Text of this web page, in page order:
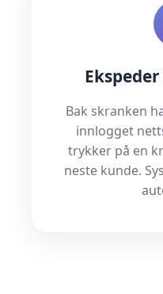
Bak skranken
innlogget
trykker på en
neste kunde.